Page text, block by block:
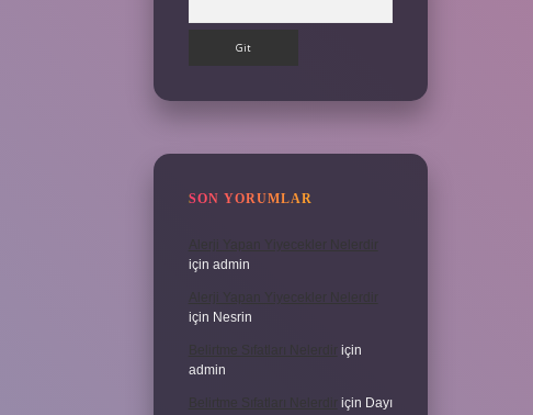
SON YORUMLAR
Alerji Yapan Yiyecekler Nelerdir
için admin
Alerji Yapan Yiyecekler Nelerdir
için Nesrin
Belirtme Sıfatları Nelerdir
için
admin
Belirtme Sıfatları Nelerdir için Dayı